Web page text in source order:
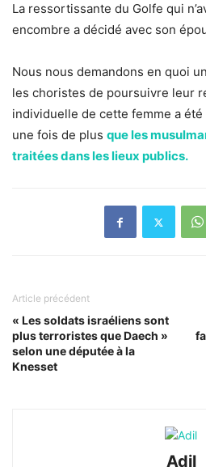
La ressortissante du Golfe qui
encombre a décidé avec son
Nous nous demandons en quoi
les choristes de poursuivre leur
individuelle de cette femme a
une fois de plus que les
traitées dans les lieux publics.
Article précédent
« Les soldats israéliens sont
plus terroristes que Daech »
selon une députée à la
Knesset
Adil